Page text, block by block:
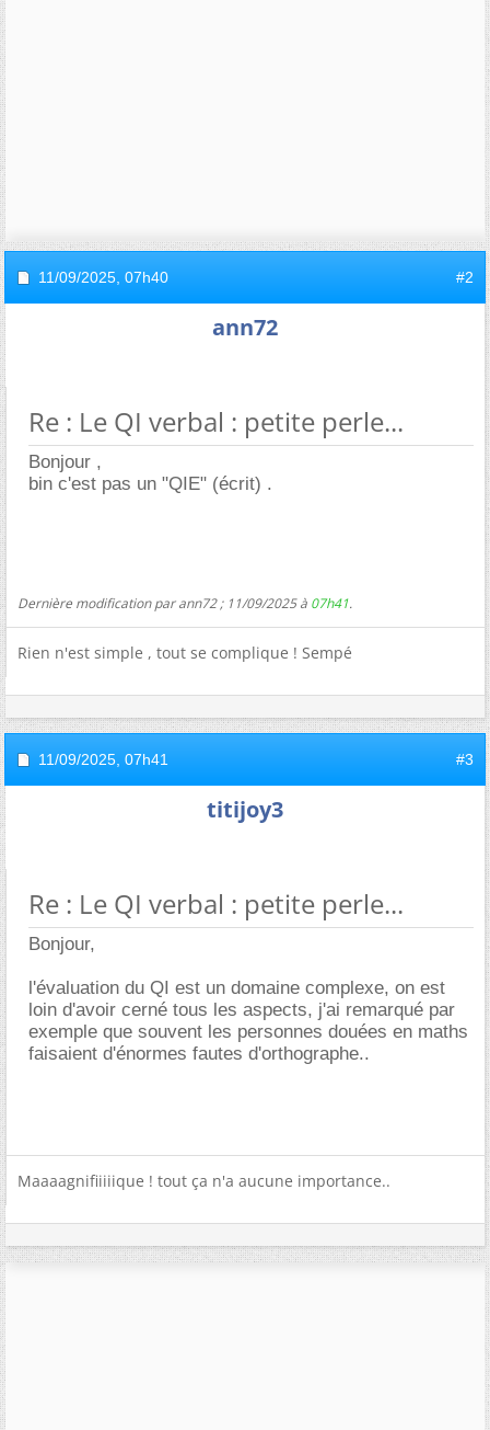
11/09/2025, 07h40 #2
ann72
Re : Le QI verbal : petite perle...
Bonjour ,
bin c'est pas un "QIE" (écrit) .
Dernière modification par ann72 ; 11/09/2025 à 07h41.
Rien n'est simple , tout se complique ! Sempé
11/09/2025, 07h41 #3
titijoy3
Re : Le QI verbal : petite perle...
Bonjour,
l'évaluation du QI est un domaine complexe, on est
loin d'avoir cerné tous les aspects, j'ai remarqué par
exemple que souvent les personnes douées en maths
faisaient d'énormes fautes d'orthographe..
Maaaagnifiiiiique ! tout ça n'a aucune importance..